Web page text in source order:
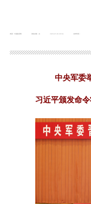
浏览次数： 发布时间：
2026-07-06 09:04
中央军委
习近平颁发命